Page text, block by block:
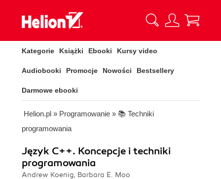
Kategorie Książki Ebooki Kursy video
Audiobooki Promocje Nowości Bestsellery
Darmowe ebooki
Helion.pl » Programowanie » 📚 Techniki
programowania
Język C++. Koncepcje i techniki
programowania
Andrew Koenig, Barbara E. Moo